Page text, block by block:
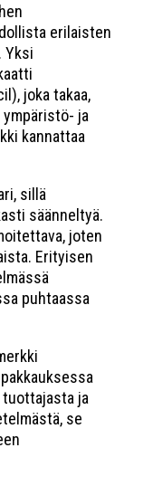
erilaisten
Yksi
joka takaa,
ja
kannattaa
sillä
säänneltyä.
joten
Erityisen
puhtaassa
ja
se